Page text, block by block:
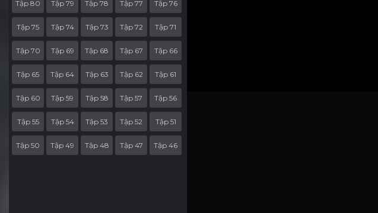
Tập 80 Tập 79 Tập 78 Tập 77 Tập 76
Tập 75 Tập 74 Tập 73 Tập 72 Tập 71
Tập 70 Tập 69 Tập 68 Tập 67 Tập 66
Tập 65 Tập 64 Tập 63 Tập 62 Tập 61
Tập 60 Tập 59 Tập 58 Tập 57 Tập 56
Tập 55 Tập 54 Tập 53 Tập 52 Tập 51
Tập 50 Tập 49 Tập 48 Tập 47 Tập 46